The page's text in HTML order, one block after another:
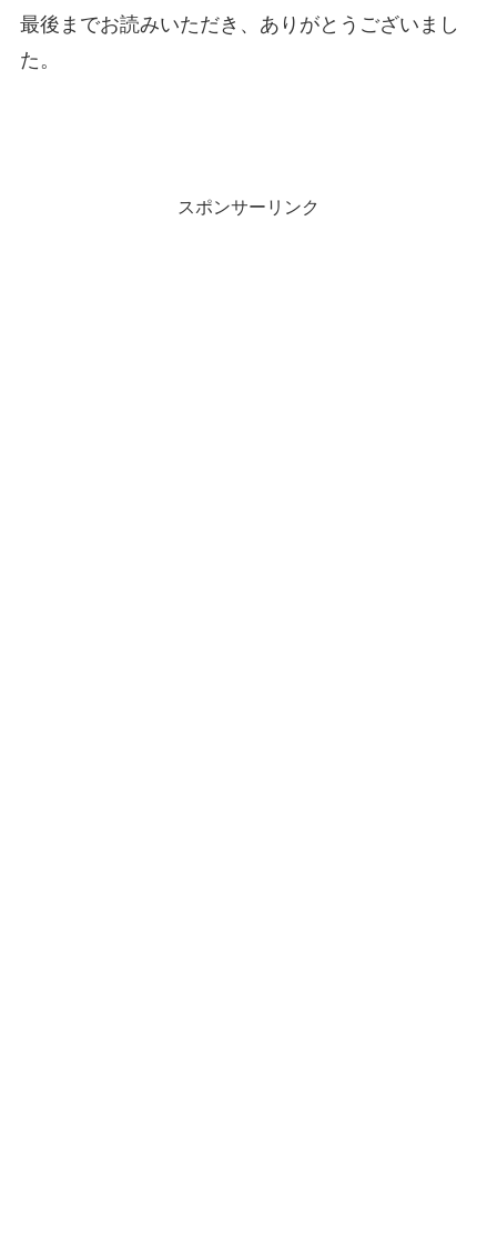
最後までお読みいただき、ありがとうございまし
た。
スポンサーリンク